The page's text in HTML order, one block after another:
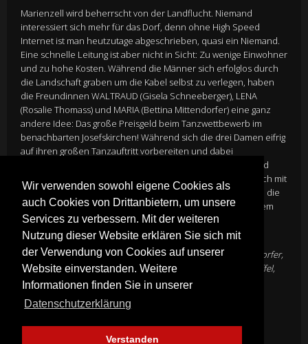
Wir verwenden sowohl eigene Cookies als
auch Cookies von Drittanbietern, um unsere
Services zu verbessern. Mit der weiteren
Nutzung dieser Website erklären Sie sich mit
der Verwendung von Cookies auf unserer
Website einverstanden. Weitere
Informationen finden Sie in unserer
Datenschutzerklärung
Verstanden
Marienzell wird beherrscht von der Landflucht. Niemand
interessiert sich mehr für das Dorf, denn ohne High Speed
Internet ist man heutzutage abgeschrieben, quasi ein Niemand.
Eine schnelle Leitung ist aber nicht in Sicht: Zu wenige Einwohner
und zu hohe Kosten. Während die Männer sich erfolglos durch
die Landschaft graben um die Kabel selbst zu verlegen, haben
die Freundinnen WALTRAUD (Gisela Schneeberger), LENA
(Rosalie Thomass) und MARIA (Bettina Mittendorfer) eine ganz
andere Idee: Das große Preisgeld beim Tanzwettbewerb im
benachbarten Josefskirchen! Während sich die drei Damen eifrig
auf ihren großen Tanzauftritt vorbereiten und dabei
Unterstützung von niemand Geringerem als dem Jurymitglied
JORGE GONZALEZ persönlich bekommen, haben sie zugleich mit
harter Konkurrenz zu kämpfen: MONI (Franziska Schlattner), die
Frau des Bürgermeisters, will das Preisgeld ebenfalls mit ihrem
hochanständigen Trachtenverein abräumen…
DirectorRainer Kaufmann
Cast Gisela Schneeberger ,Rosalie Thomass,Bettina Mittendorfer,
Matthias Ransberger,Franziska Schlattner Felix von Manteuffel,
Tristan Seith
Genre:Komödie
Mehr Infos